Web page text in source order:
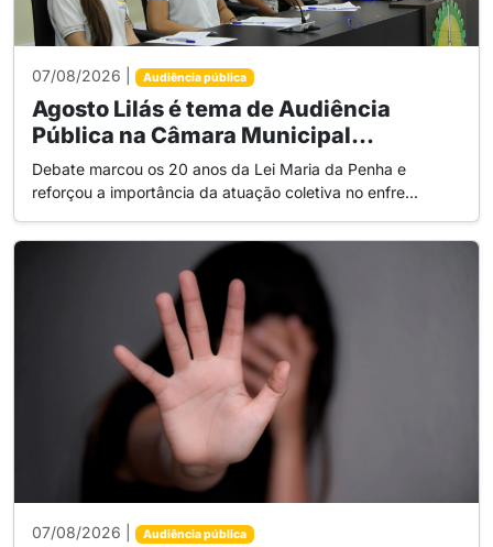
07/08/2026 | Audiência pública
Agosto Lilás é tema de Audiência
Pública na Câmara Municipal...
Debate marcou os 20 anos da Lei Maria da Penha e
reforçou a importância da atuação coletiva no enfre...
07/08/2026 | Audiência pública